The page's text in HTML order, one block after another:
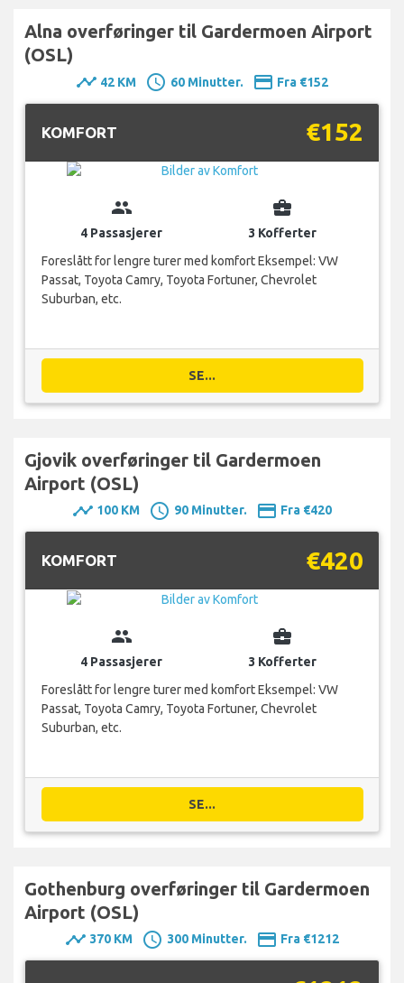
Alna overføringer til Gardermoen Airport
(OSL)
timeline 42 KM schedule 60 Minutter. payment Fra €152
KOMFORT €152
group
4 Passasjerer
business_center
3 Kofferter
Foreslått for lengre turer med komfort Eksempel: VW
Passat, Toyota Camry, Toyota Fortuner, Chevrolet
Suburban, etc.
SE...
Gjovik overføringer til Gardermoen
Airport (OSL)
timeline 100 KM schedule 90 Minutter. payment Fra €420
KOMFORT €420
group
4 Passasjerer
business_center
3 Kofferter
Foreslått for lengre turer med komfort Eksempel: VW
Passat, Toyota Camry, Toyota Fortuner, Chevrolet
Suburban, etc.
SE...
Gothenburg overføringer til Gardermoen
Airport (OSL)
timeline 370 KM schedule 300 Minutter. payment Fra €1212